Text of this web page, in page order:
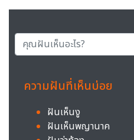
ความฝันที่เห็นบ่อย
ฝันเห็นงู
ฝันเห็นพญานาค